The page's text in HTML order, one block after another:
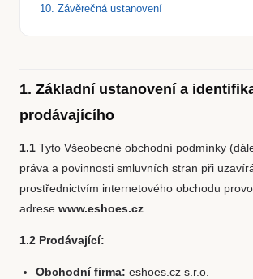
10. Závěrečná ustanovení
1. Základní ustanovení a
prodávajícího
1.1 Tyto Všeobecné obchodní podmínky
práva a povinnosti smluvních stran při
prostřednictvím internetového obchodu
adrese www.eshoes.cz
1.2 Prodávající:
Obchodní firma: eshoes.cz s.r.o.